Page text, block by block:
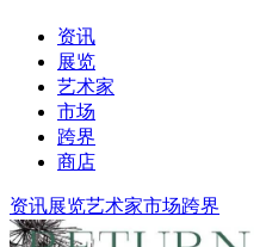
资讯
展览
艺术家
市场
跨界
商店
资讯展览艺术家市场跨界